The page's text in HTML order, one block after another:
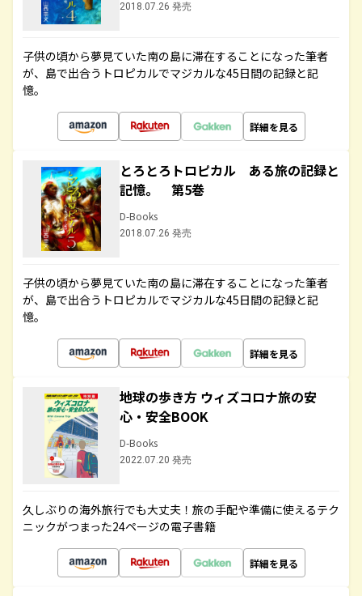
2018.07.26 発売
子供の頃から夢見ていた南の島に滞在することになった筆者
が、島で出合うトロピカルでマジカルな45日間の記録と記
憶。
詳細を見る
とろとろトロピカル ある旅の記録と
記憶。 第5巻
D-Books
2018.07.26 発売
子供の頃から夢見ていた南の島に滞在することになった筆者
が、島で出合うトロピカルでマジカルな45日間の記録と記
憶。
詳細を見る
地球の歩き方 ウィズコロナ旅の安
心・安全BOOK
D-Books
2022.07.20 発売
久しぶりの海外旅行でも大丈夫！旅の手配や準備に使えるテク
ニックがつまった24ページの電子書籍
詳細を見る